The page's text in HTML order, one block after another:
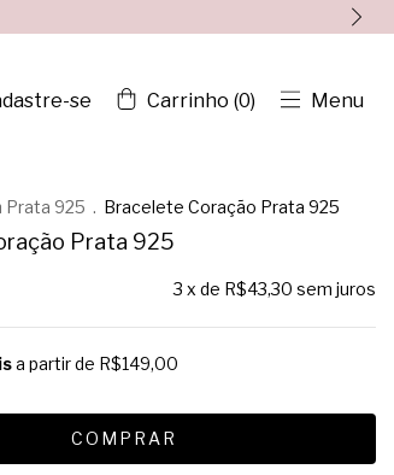
Menu
se Carrinho (0)
Prata 925 . Bracelete Coração Prata 925
Prata 925
3 x de R$43,30 sem juros
a partir de R$149,00